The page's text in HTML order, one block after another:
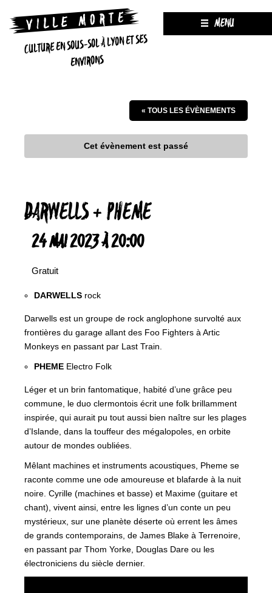
CULTURE EN SOUS-SOL À LYON ET SES
ENVIRONS
MENU
« TOUS LES ÉVÈNEMENTS
Cet évènement est passé
DARWELLS + PHEME
24 MAI 2023 À 20:00
Gratuit
DARWELLS rock
Darwells est un groupe de rock anglophone survolté aux
frontières du garage allant des Foo Fighters à Artic
Monkeys en passant par Last Train.
PHEME Electro Folk
Léger et un brin fantomatique, habité d’une grâce peu
commune, le duo clermontois écrit une folk brillamment
inspirée, qui aurait pu tout aussi bien naître sur les plages
d’Islande, dans la touffeur des mégalopoles, en orbite
autour de mondes oubliées.
Mêlant machines et instruments acoustiques, Pheme se
raconte comme une ode amoureuse et blafarde à la nuit
noire. Cyrille (machines et basse) et Maxime (guitare et
chant), vivent ainsi, entre les lignes d’un conte un peu
mystérieux, sur une planète déserte où errent les âmes
de grands contemporains, de James Blake à Terrenoire,
en passant par Thom Yorke, Douglas Dare ou les
électroniciens du siècle dernier.